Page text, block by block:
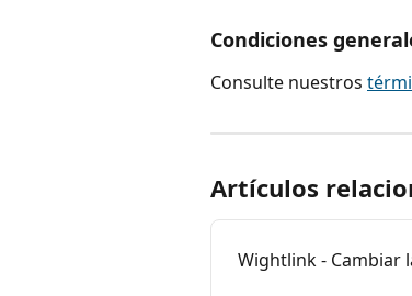
Condiciones
Consulte nuestros
Artículos
Wightlink - Cambiar